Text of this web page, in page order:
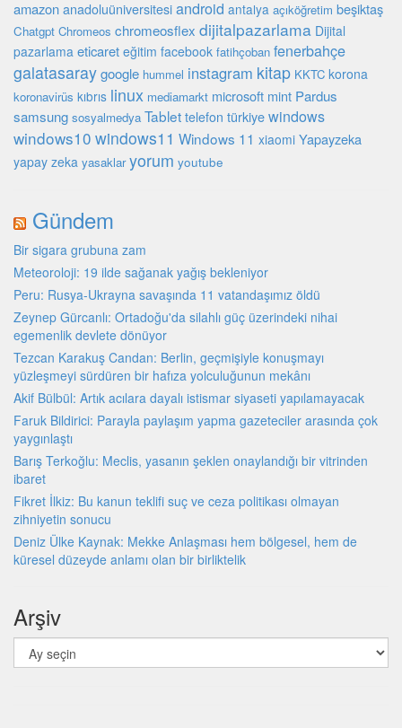
amazon anadoluüniversitesi android antalya açıköğretim beşiktaş
Chatgpt Chromeos chromeosflex dijitalpazarlama Dijital
pazarlama eticaret eğitim facebook fatihçoban fenerbahçe
galatasaraygoogle hummel instagram kitap KKTC korona
koronavirüs kıbrıs linux mediamarkt microsoft mint Pardus
samsung sosyalmedya Tablet telefon türkiyewindows
windows10 windows11 Windows 11 xiaomi Yapayzeka
yapay zeka yasaklar yorum youtube
Gündem
Bir sigara grubuna zam
Meteoroloji: 19 ilde sağanak yağış bekleniyor
Peru: Rusya-Ukrayna savaşında 11 vatandaşımız öldü
Zeynep Gürcanlı: Ortadoğu'da silahlı güç üzerindeki nihai
egemenlik devlete dönüyor
Tezcan Karakuş Candan: Berlin, geçmişiyle konuşmayı
yüzleşmeyi sürdüren bir hafıza yolculuğunun mekânı
Akif Bülbül: Artık acılara dayalı istismar siyaseti yapılamayacak
Faruk Bildirici: Parayla paylaşım yapma gazeteciler arasında çok
yaygınlaştı
Barış Terkoğlu: Meclis, yasanın şeklen onaylandığı bir vitrinden
ibaret
Fikret İlkiz: Bu kanun teklifi suç ve ceza politikası olmayan
zihniyetin sonucu
Deniz Ülke Kaynak: Mekke Anlaşması hem bölgesel, hem de
küresel düzeyde an­lamı olan bir birliktelik
Arşiv
Arşiv